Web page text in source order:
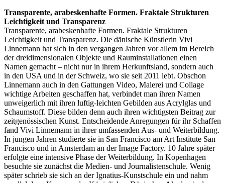
Transparente, arabeskenhafte Formen. Fraktale Strukturen
Leichtigkeit und Transparenz
Transparente, arabeskenhafte Formen. Fraktale Strukturen
Leichtigkeit und Transparenz. Die dänische Künstlerin Vivi
Linnemann hat sich in den vergangen Jahren vor allem im Bereich
der dreidimensionalen Objekte und Rauminstallationen einen
Namen gemacht – nicht nur in ihrem Herkunftsland, sondern auch
in den USA und in der Schweiz, wo sie seit 2011 lebt. Obschon
Linnemann auch in den Gattungen Video, Malerei und Collage
wichtige Arbeiten geschaffen hat, verbindet man ihren Namen
unweigerlich mit ihren luftig-leichten Gebilden aus Acrylglas und
Schaumstoff. Diese bilden denn auch ihren wichtigsten Beitrag zur
zeitgenössischen Kunst. Entscheidende Anregungen für ihr Schaffen
fand Vivi Linnemann in ihrer umfassenden Aus- und Weiterbildung.
In jungen Jahren studierte sie in San Francisco am Art Institute San
Francisco und in Amsterdam an der Image Factory. 10 Jahre später
erfolgte eine intensive Phase der Weiterbildung. In Kopenhagen
besuchte sie zunächst die Medien- und Journalistenschule. Wenig
später schrieb sie sich an der Ignatius-Kunstschule ein und nahm